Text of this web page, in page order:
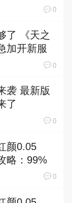
0
了 《天之
加开新服
0
袭 最新版
了
0
颜0.05
略：99%
福利，首 0